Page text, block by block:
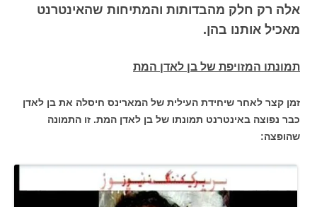
אלה רק חלק מהבדותות והמתיחות שהאינטרנט
מאכיל אותנו בהן.
תמונתו המזויפת של בן לאדן המת
זמן קצר לאחר שיחידת העילית של המארינס חיסלה את בן לאדן
כבר נפוצה באינטרנט תמונתו של בן לאדן המת. זו התמונה
שהופצה: